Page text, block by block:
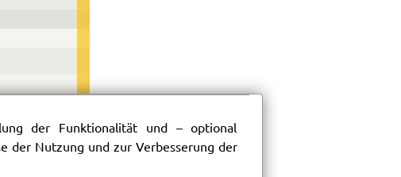
der Funktionalität und – optional
der Nutzung und zur Verbesserung der